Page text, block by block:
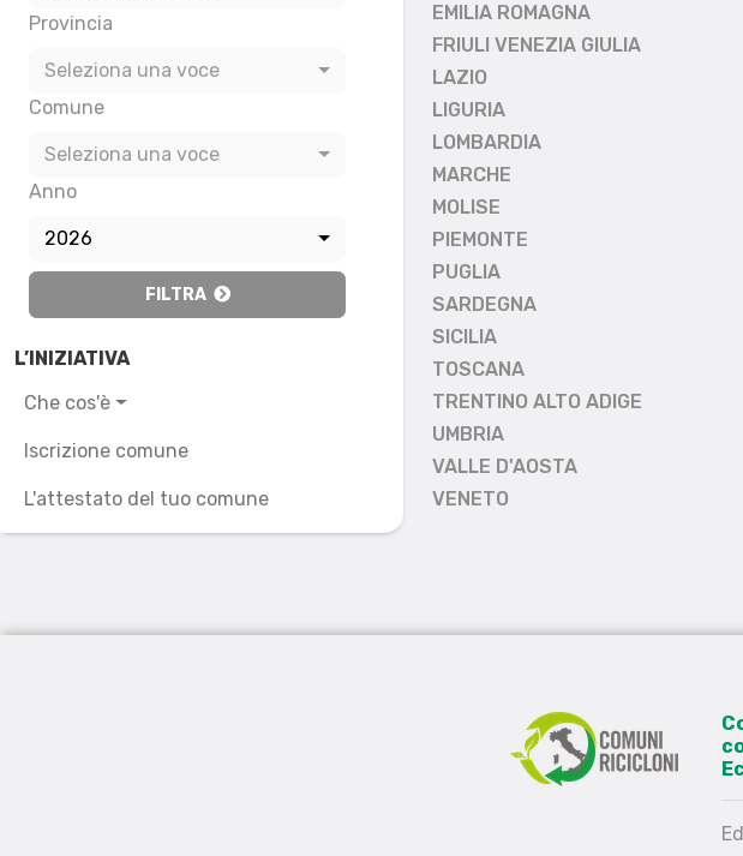
Provincia
Seleziona una voce
Comune
Seleziona una voce
Anno
2026
FILTRA
L’INIZIATIVA
Che cos'è
Iscrizione comune
L'attestato del tuo comune
EMILIA ROMAGNA
FRIULI VENEZIA GIULIA
LAZIO
LIGURIA
LOMBARDIA
MARCHE
MOLISE
PIEMONTE
PUGLIA
SARDEGNA
SICILIA
TOSCANA
TRENTINO ALTO ADIGE
UMBRIA
VALLE D'AOSTA
VENETO